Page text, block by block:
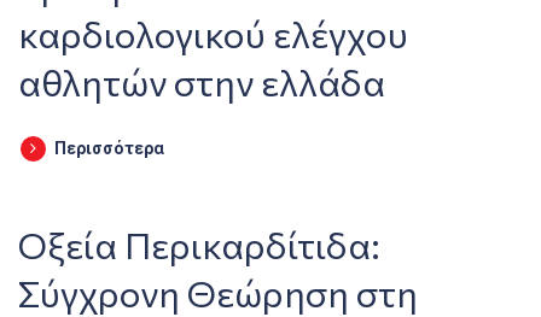
καρδιολογικού ελέγχου
αθλητών στην ελλάδα
Περισσότερα
Οξεία Περικαρδίτιδα:
Σύγχρονη Θεώρηση στη